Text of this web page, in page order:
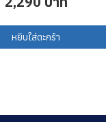
หยิบใส่ตะกร้า